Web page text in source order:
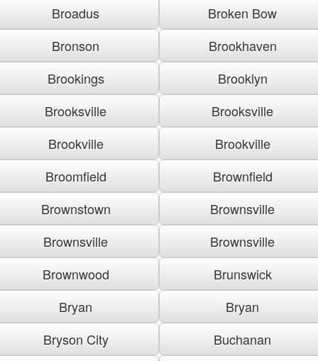
Broadus
Broken Bow
Bronson
Brookhaven
Brookings
Brooklyn
Brooksville
Brooksville
Brookville
Brookville
Broomfield
Brownfield
Brownstown
Brownsville
Brownsville
Brownsville
Brownwood
Brunswick
Bryan
Bryan
Bryson City
Buchanan